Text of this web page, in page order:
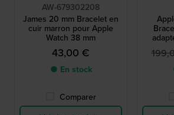
AW-679302208
James 20 mm Bracelet en
cuir marron pour Apple
Watch 38 mm
43,00 €
● En stock
Comparer